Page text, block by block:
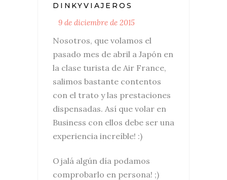
DINKYVIAJEROS
9 de diciembre de 2015
Nosotros, que volamos el
pasado mes de abril a Japón en
la clase turista de Air France,
salimos bastante contentos
con el trato y las prestaciones
dispensadas. Así que volar en
Business con ellos debe ser una
experiencia increíble! :)
Ojalá algún día podamos
comprobarlo en persona! ;)